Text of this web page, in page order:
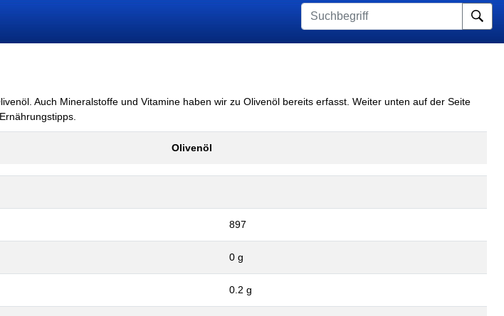
Auch Mineralstoffe und Vitamine haben wir zu Olivenöl bereits erfasst. Weiter unten auf der Seite
Olivenöl
897
0 g
0.2 g